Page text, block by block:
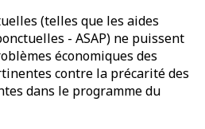
(telles que les aides
- ASAP) ne puissent
économiques des
contre la précarité des
dans le programme du